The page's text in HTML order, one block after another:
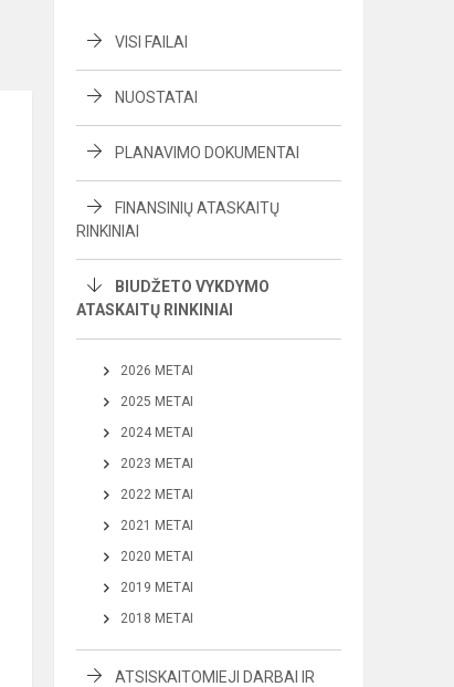
VISI FAILAI
NUOSTATAI
PLANAVIMO DOKUMENTAI
FINANSINIŲ ATASKAITŲ
RINKINIAI
BIUDŽETO VYKDYMO
ATASKAITŲ RINKINIAI
2026 METAI
2025 METAI
2024 METAI
2023 METAI
2022 METAI
2021 METAI
2020 METAI
2019 METAI
2018 METAI
ATSISKAITOMIEJI DARBAI IR